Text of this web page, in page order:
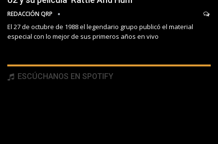
REDACCIÓN QRP
El 27 de octubre de 1988 el legendario grupo publicó el material
especial con lo mejor de sus primeros años en vivo
ESCÚCHANOS EN SPOTIFY